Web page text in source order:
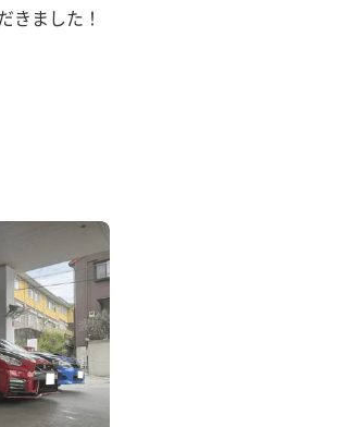
きました！